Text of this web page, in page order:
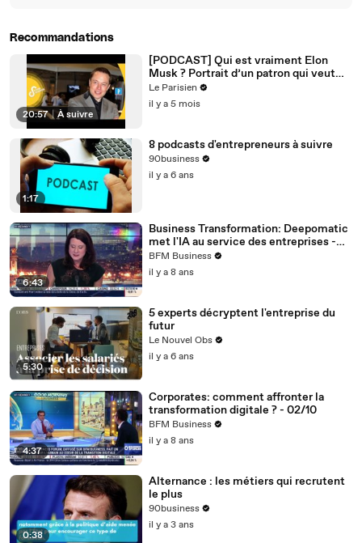
Recommandations
20:57 | À suivre
[PODCAST] Qui est vraiment Elon
Musk ? Portrait d’un patron qui veut
changer le monde (Partie 1)
Le Parisien
il y a 5 mois
1:17
8 podcasts d'entrepreneurs à suivre
90business
il y a 6 ans
6:43
Business Transformation: Deepomatic
met l'IA au service des entreprises -
26/06
BFM Business
il y a 8 ans
5:30
5 experts décryptent l'entreprise du
futur
Le Nouvel Obs
il y a 6 ans
4:37
Corporates: comment affronter la
transformation digitale ? - 02/10
BFM Business
il y a 8 ans
0:38
Alternance : les métiers qui recrutent
le plus
90business
il y a 3 ans